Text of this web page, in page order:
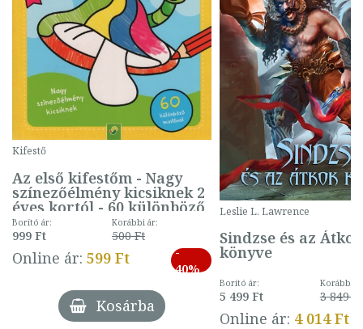
Kifestő
Az első kifestőm - Nagy
színezőélmény kicsiknek 2
éves kortól - 60 különböző
mintával (gombás)
Borító ár:
999 Ft
Korábbi ár:
500 Ft
Online ár: 599 Ft
-
40%
Kosárba
Leslie L. Lawrence
Sindzse és az Átkok
könyve
Borító ár:
5 499 Ft
Korábbi
3 849 Ft
Online ár: 4 014 Ft